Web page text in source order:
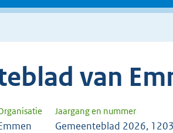
van
Jaargang en nummer
Gemeenteblad 2026,